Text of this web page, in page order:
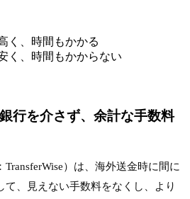
く、時間もかかる
く、時間もかからない
行を介さず、余計な手数料
TransferWise）は、海外送金時に間に
て、見えない手数料をなくし、より